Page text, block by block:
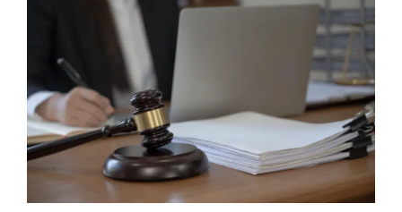
센터소개
센터소개
대륜의 강점
오시는 길
글로벌 파트너 로펌
고객의 소리
통합검색
AI대륜